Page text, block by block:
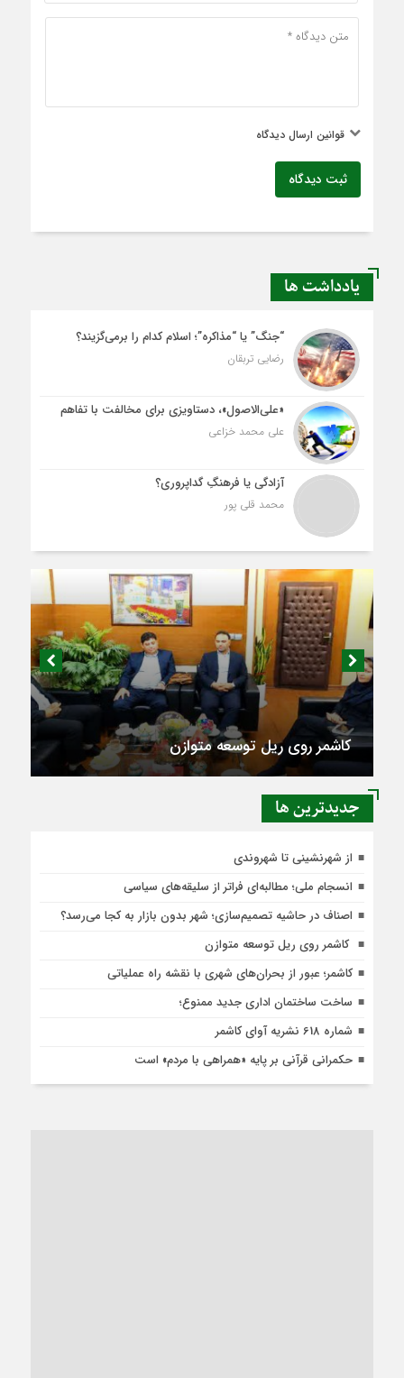
قوانین ارسال دیدگاه
ثبت دیدگاه
یادداشت ها
“جنگ” یا “مذاکره”؛ اسلام کدام را برمی‌گزیند؟
رضایی تربقان
«علی‌الاصول»، دستاویزی برای مخالفت با تفاهم
علی محمد خزاعی
آزادگی یا فرهنگِ گداپروری؟
محمد قلی پور
کاشمر روی ریل توسعه متوازن
جديدترين ها
از شهرنشینی تا شهروندی
انسجام ملی؛ مطالبه‌ای فراتر از سلیقه‌های سیاسی
اصناف در حاشیه تصمیم‌سازی؛ شهر بدون بازار به کجا می‌رسد؟
کاشمر روی ریل توسعه متوازن
کاشمر؛ عبور از بحران‌های شهری با نقشه راه عملیاتی
ساخت ساختمان اداری جدید ممنوع؛
شماره 618 نشریه آوای کاشمر
حکمرانی قرآنی بر پایه «همراهی با مردم» است